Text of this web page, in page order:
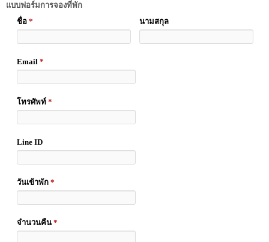
แบบฟอร์มการจองที่พัก
ชื่อ * นามสกุล
Email *
โทรศัพท์ *
Line ID
วันเข้าพัก *
จำนวนคืน *